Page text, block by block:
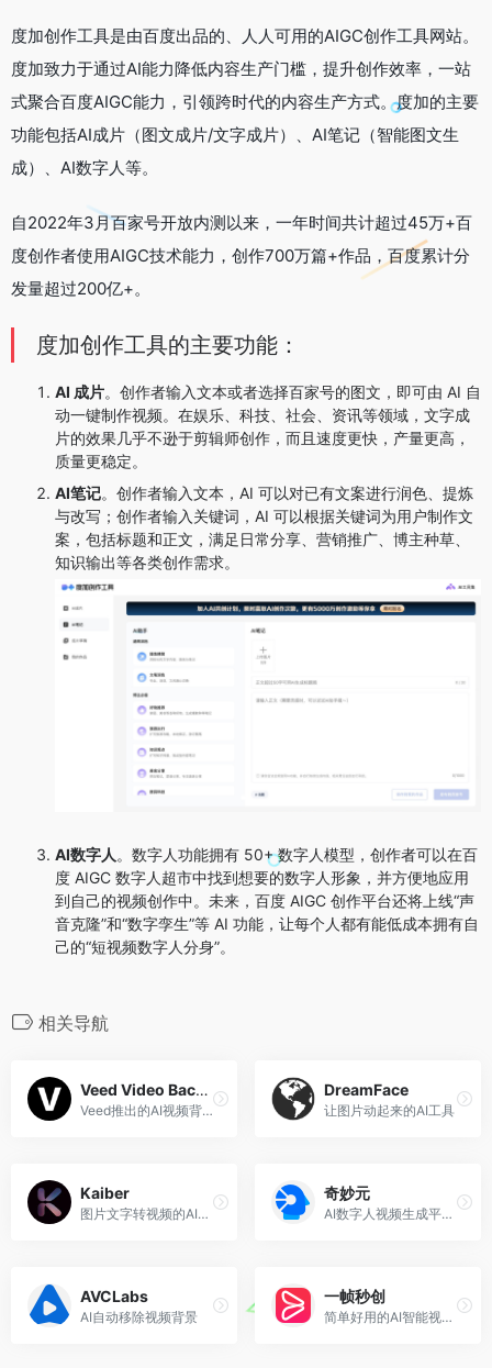
度加创作工具是由百度出品的、人人可用的AIGC创作工具网站。
度加致力于通过AI能力降低内容生产门槛，提升创作效率，一站
式聚合百度AIGC能力，引领跨时代的内容生产方式。度加的主要
功能包括AI成片（图文成片/文字成片）、AI笔记（智能图文生
成）、AI数字人等。
自2022年3月百家号开放内测以来，一年时间共计超过45万+百
度创作者使用AIGC技术能力，创作700万篇+作品，百度累计分
发量超过200亿+。
度加创作工具的主要功能：
AI 成片。创作者输入文本或者选择百家号的图文，即可由 AI 自
动一键制作视频。在娱乐、科技、社会、资讯等领域，文字成
片的效果几乎不逊于剪辑师创作，而且速度更快，产量更高，
质量更稳定。
AI笔记。创作者输入文本，AI 可以对已有文案进行润色、提炼
与改写；创作者输入关键词，AI 可以根据关键词为用户制作文
案，包括标题和正文，满足日常分享、营销推广、博主种草、
知识输出等各类创作需求。
AI数字人 。数字人功能拥有 50+ 数字人模型，创作者可以在百
度 AIGC 数字人超市中找到想要的数字人形象，并方便地应用
到自己的视频创作中。未来，百度 AIGC 创作平台还将上线“声
音克隆”和“数字孪生”等 AI 功能，让每个人都有能低成本拥有自
己的“短视频数字人分身”。
相关导航
Veed Video Background Remover
Veed推出的AI视频背景移除工具
DreamFace
让图片动起来的AI工具
Kaiber
图片文字转视频的AI引擎
奇妙元
AI数字人视频生成平台，由出门问问推出
AVCLabs
AI自动移除视频背景
一帧秒创
简单好用的AI智能视频创作平台